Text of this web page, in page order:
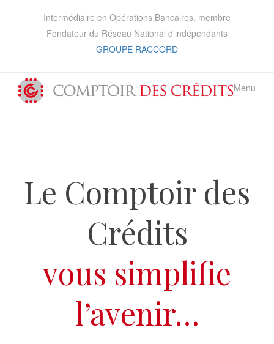
Intermédiaire en Opérations Bancaires, membre
Fondateur du Réseau National d'indépendants
GROUPE RACCORD
Menu
Le Comptoir des
Crédits
vous simplifie
l’avenir…